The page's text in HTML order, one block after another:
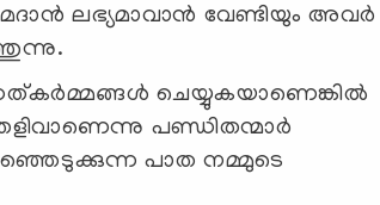
ലഭ്യമാവാന്‍ വേണ്ടിയും അവര്‍
ചെയ്യുകയാണെങ്കില്‍
പണ്ഡിതന്മാര്‍
പാത നമ്മുടെ